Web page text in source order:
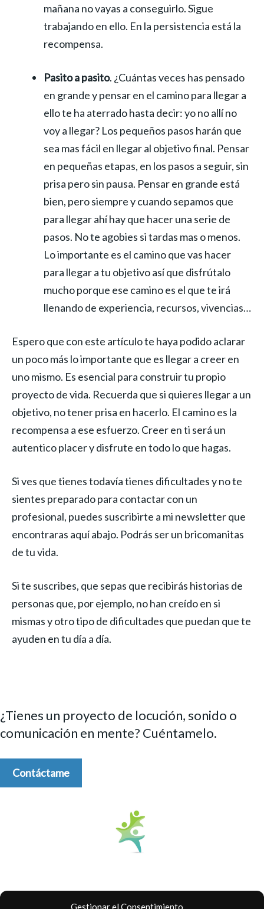
Gestionar el Consentimiento
mañana no vayas a conseguirlo. Sigue
trabajando en ello. En la persistencia está la
recompensa.
Pasito a pasito. ¿Cuántas veces has pensado
en grande y pensar en el camino para llegar a
ello te ha aterrado hasta decir: yo no allí no
voy a llegar? Los pequeños pasos harán que
sea mas fácil en llegar al objetivo final. Pensar
en pequeñas etapas, en los pasos a seguir, sin
prisa pero sin pausa. Pensar en grande está
bien, pero siempre y cuando sepamos que
para llegar ahí hay que hacer una serie de
pasos. No te agobies si tardas mas o menos.
Lo importante es el camino que vas hacer
para llegar a tu objetivo así que disfrútalo
mucho porque ese camino es el que te irá
llenando de experiencia, recursos, vivencias…
Espero que con este artículo te haya podido aclarar
un poco más lo importante que es llegar a creer en
uno mismo. Es esencial para construir tu propio
proyecto de vida. Recuerda que si quieres llegar a un
objetivo, no tener prisa en hacerlo. El camino es la
recompensa a ese esfuerzo. Creer en ti será un
autentico placer y disfrute en todo lo que hagas.
Si ves que tienes todavía tienes dificultades y no te
sientes preparado para contactar con un
profesional, puedes suscribirte a mi newsletter que
encontraras aquí abajo. Podrás ser un bricomanitas
de tu vida.
Si te suscribes, que sepas que recibirás historias de
personas que, por ejemplo, no han creído en si
mismas y otro tipo de dificultades que puedan que te
ayuden en tu día a día.
¿Tienes un proyecto de locución, sonido o
comunicación en mente? Cuéntamelo.
Contáctame